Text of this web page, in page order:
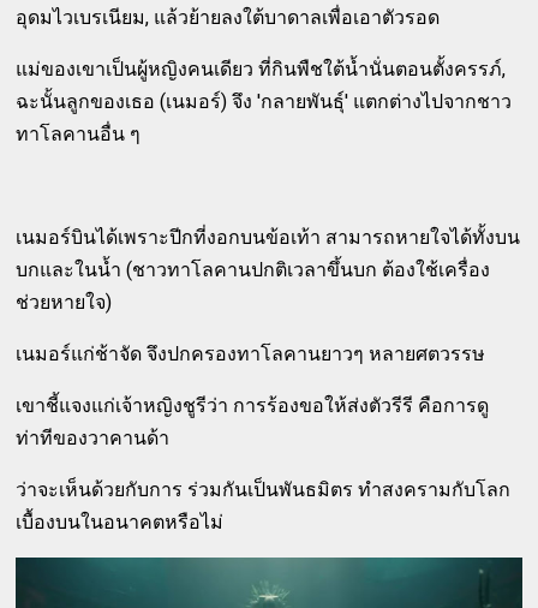
อุดมไวเบรเนียม, แล้วย้ายลงใต้บาดาลเพื่อเอาตัวรอด
แม่ของเขาเป็นผู้หญิงคนเดียว ที่กินพืชใต้น้ำนั่นตอนตั้งครรภ์,
ฉะนั้นลูกของเธอ (เนมอร์) จึง 'กลายพันธุ์' แตกต่างไปจากชาว
ทาโลคานอื่น ๆ
เนมอร์บินได้เพราะปีกที่งอกบนข้อเท้า สามารถหายใจได้ทั้งบน
บกและในน้ำ (ชาวทาโลคานปกติเวลาขึ้นบก ต้องใช้เครื่อง
ช่วยหายใจ)
เนมอร์แก่ช้าจัด จึงปกครองทาโลคานยาวๆ หลายศตวรรษ
เขาชี้แจงแก่เจ้าหญิงชูรีว่า การร้องขอให้ส่งตัวรีรี คือการดู
ท่าทีของวาคานด้า
ว่าจะเห็นด้วยกับการ ร่วมกันเป็นพันธมิตร ทำสงครามกับโลก
เบื้องบนในอนาคตหรือไม่